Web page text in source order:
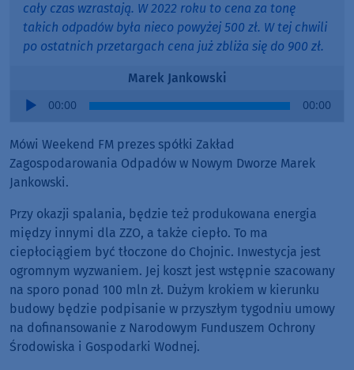
cały czas wzrastają. W 2022 roku to cena za tonę
takich odpadów była nieco powyżej 500 zł. W tej chwili
po ostatnich przetargach cena już zbliża się do 900 zł.
Marek Jankowski
Audio
00:00 00:00
Mówi Weekend FM prezes spółki Zakład
Zagospodarowania Odpadów w Nowym Dworze Marek
Jankowski.
Przy okazji spalania, będzie też produkowana energia
między innymi dla ZZO, a także ciepło. To ma
ciepłociągiem być tłoczone do Chojnic. Inwestycja jest
ogromnym wyzwaniem. Jej koszt jest wstępnie szacowany
na sporo ponad 100 mln zł. Dużym krokiem w kierunku
budowy będzie podpisanie w przyszłym tygodniu umowy
na dofinansowanie z Narodowym Funduszem Ochrony
Środowiska i Gospodarki Wodnej.